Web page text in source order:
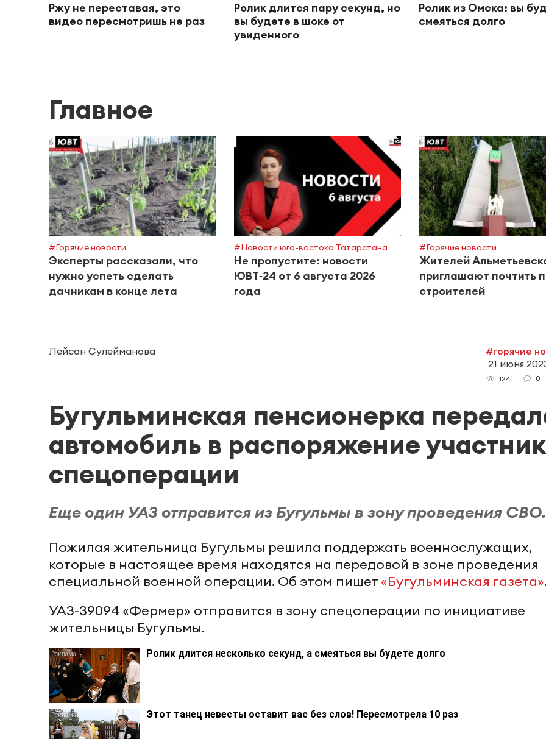
Ржу не переставая, это
видео пересмотришь не раз
Ролик длится пару секунд, но
вы будете в шоке от
увиденного
Ролик из Омска: вы
смеяться долго
Главное
#Горячие новости
Эксперты рассказали, что
нужно успеть сделать
дачникам в конце лета
#Новости юго-востока Татарстана
Не пропустите: новости
ЮВТ‑24 от 6 августа 2026
года
#Горячие новости
Жителей
приглашают почтить
строителей
Лейсан Сулейманова
#горячие
21 июня
1241 0
Бугульминская пенсионерка
автомобиль в распоряжение
спецоперации
Еще один УАЗ отправится из Бугульмы в зону проведения СВО.
Пожилая жительница Бугульмы решила поддержать военнослужащих,
которые в настоящее время находятся на передовой в зоне проведения
специальной военной операции. Об этом пишет «Бугульминская газета»
УАЗ-39094 «Фермер» отправится в зону спецоперации по инициативе
жительницы Бугульмы.
Ролик длится несколько секунд, а смеяться вы будете долго
Этот танец невесты оставит вас без слов! Пересмотрела 10 раз